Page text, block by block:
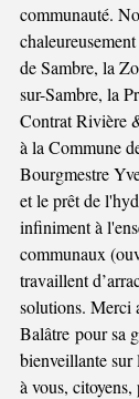
communauté.
de Sambre, la
sur-Sambre, la
Contrat Rivière
à la Commune
Bourgmestre
et le prêt de
infiniment à
communaux
travaillent
solutions. Merci
Balâtre pour sa
bienveillante
à vous,